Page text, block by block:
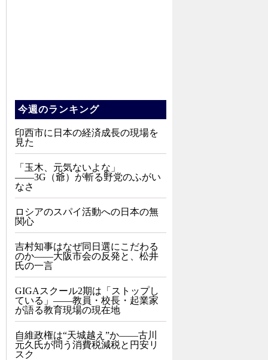
今週のランキング
印西市に日本の経済成長の現場を
見た
「玉木、元気ないよな」
――3G（爺）が斬る野党のふがい
なさ
ロシアのスパイ活動への日本の無
関心
吉村知事はなぜ同日選にこだわる
のか――大阪市会の反発と、松井
氏の一言
GIGAスクール2期は「ストップし
ている」——教員・校長・起業家
が語る教育現場の現在地
自維政権は“天城越え”か――古川
元久氏が問う消費税減税と円安リ
スク